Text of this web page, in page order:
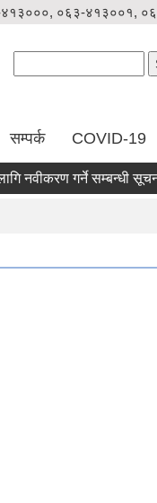
०६३-४१३००१,
सम्पर्क COVID-19
गर्ने सम्बन्धी सूचना